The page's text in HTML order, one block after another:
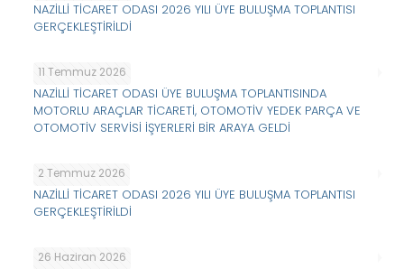
NAZİLLİ TİCARET ODASI 2026 YILI ÜYE BULUŞMA TOPLANTISI
GERÇEKLEŞTİRİLDİ
11 Temmuz 2026
NAZİLLİ TİCARET ODASI ÜYE BULUŞMA TOPLANTISINDA
MOTORLU ARAÇLAR TİCARETİ, OTOMOTİV YEDEK PARÇA VE
OTOMOTİV SERVİSİ İŞYERLERİ BİR ARAYA GELDİ
2 Temmuz 2026
NAZİLLİ TİCARET ODASI 2026 YILI ÜYE BULUŞMA TOPLANTISI
GERÇEKLEŞTİRİLDİ
26 Haziran 2026